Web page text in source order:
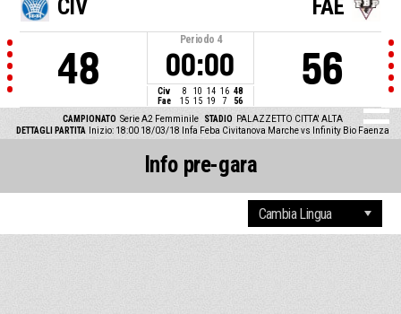
CIV
48
Periodo 4
00:00
Civ 8 10 14 16 48
Fae
15 15 19 7 56
FAE
56
CAMPIONATO Serie A2 Femminile STADIO PALAZZETTO CITTA' ALTA
DETTAGLI PARTITA
Inizio: 18:00 18/03/18 Infa Feba Civitanova Marche vs Infinity Bio Faenza
Info pre-gara